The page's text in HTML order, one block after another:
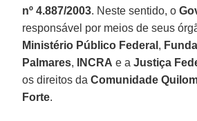
nº 4.887/2003. Neste sentido, o
responsável por meios de seus
Ministério Público Federal ,
Palmares, INCRA e aJustiça
os direitos daComunidade
Forte.